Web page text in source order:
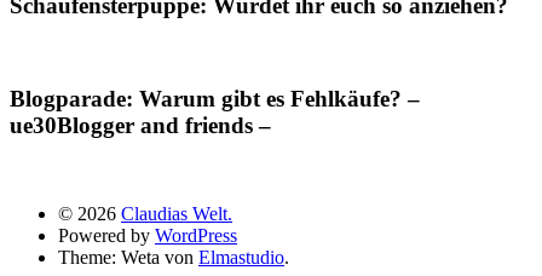
Schaufensterpuppe: Würdet ihr euch so anziehen?
Blogparade: Warum gibt es Fehlkäufe? –
ue30Blogger and friends –
© 2026 Claudias Welt.
Powered by WordPress
Theme: Weta von Elmastudio.